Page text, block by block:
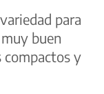
para
buen
y